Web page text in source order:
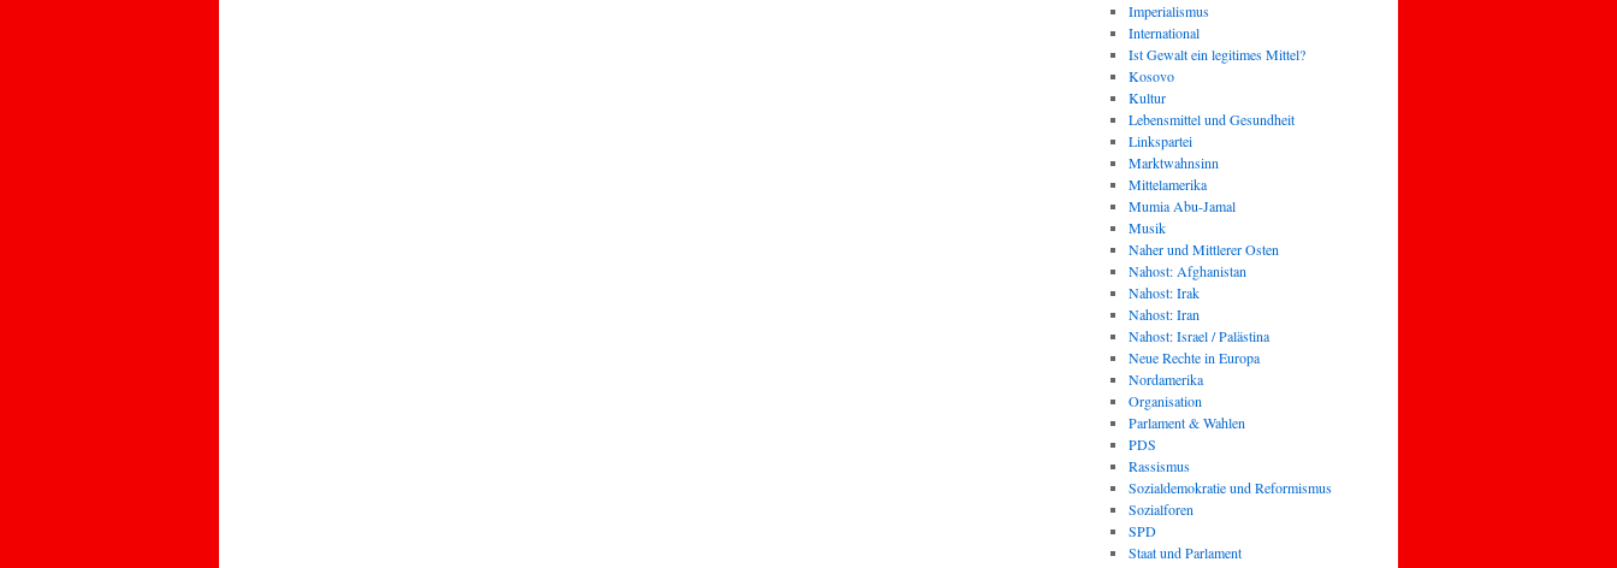
Imperialismus
International
Ist Gewalt ein legitimes Mittel?
Kosovo
Kultur
Lebensmittel und Gesundheit
Linkspartei
Marktwahnsinn
Mittelamerika
Mumia Abu-Jamal
Musik
Naher und Mittlerer Osten
Nahost: Afghanistan
Nahost: Irak
Nahost: Iran
Nahost: Israel / Palästina
Neue Rechte in Europa
Nordamerika
Organisation
Parlament & Wahlen
PDS
Rassismus
Sozialdemokratie und Reformismus
Sozialforen
SPD
Staat und Parlament